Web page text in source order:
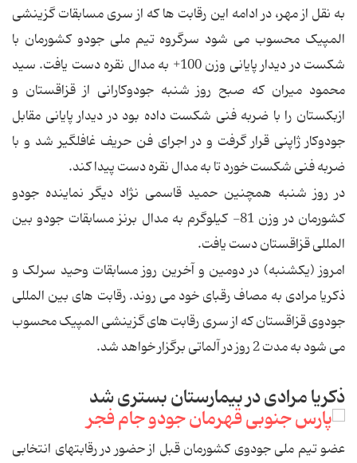
به نقل از مهر، در ادامه این رقابت ها که از سری مسابقات گزینشی
المپیک محسوب می شود سرگروه تیم ملی جودو کشورمان با
شکست در دیدار پایانی وزن 100+ به مدال نقره دست یافت. سید
محمود میران که صبح روز شنبه جودوکارانی از قزاقستان و
ازبکستان را با ضربه فنی شکست داده بود در دیدار پایانی مقابل
جودوکار ژاپنی قرار گرفت و در اجرای فن حریف غافلگیر شد و با
ضربه فنی شکست خورد تا به مدال نقره دست پیدا کند.
در روز شنبه همچنین حمید قاسمی نژاد دیگر نماینده جودو
کشورمان در وزن 81- کیلوگرم به مدال برنز مسابقات جودو بین
المللی قزاقستان دست یافت.
امروز (یکشنبه) در دومین و آخرین روز مسابقات وحید سرلک و
ذکریا مرادی به مصاف رقبای خود می روند. رقابت های بین المللی
جودوی قزاقستان که از سری رقابت های گزینشی المپیک محسوب
می شود به مدت 2 روز در آلماتی برگزار خواهد شد.
ذکریا مرادی در بیمارستان بستری شد
عضو تیم ملی جودوی کشورمان قبل از حضور در رقابتهای انتخابی